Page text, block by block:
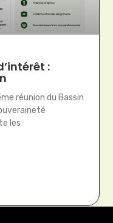
:
réunion du Bassin
les